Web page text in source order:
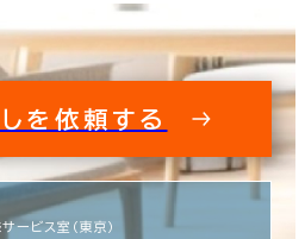
を依頼する
ービス室（東京）